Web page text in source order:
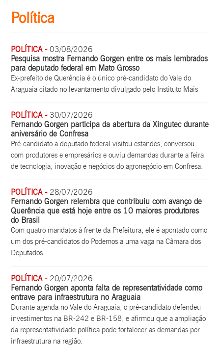
Política
POLÍTICA -03/08/2026
Pesquisa mostra Fernando Gorgen entre os mais lembrados
para deputado federal em Mato Grosso
Ex-prefeito de Querência é o único pré-candidato do Vale do
Araguaia citado no levantamento divulgado pelo Instituto Mais
POLÍTICA -30/07/2026
Fernando Gorgen participa da abertura da Xingutec durante
aniversário de Confresa
Pré-candidato a deputado federal visitou estandes, conversou
com produtores e empresários e ouviu demandas durante a feira
de tecnologia, inovação e negócios do agronegócio em Confresa.
POLÍTICA - 28/07/2026
Fernando Gorgen relembra que contribuiu com avanço de
Querência que está hoje entre os 10 maiores produtores
do Brasil
Com quatro mandatos à frente da Prefeitura, ele é apontado como
um dos pré-candidatos do Podemos a uma vaga na Câmara dos
Deputados.
POLÍTICA - 20/07/2026
Fernando Gorgen aponta falta de representatividade como
entrave para infraestrutura no Araguaia
Durante agenda no Vale do Araguaia, o pré-candidato defendeu
investimentos na BR-242 e BR-158, e afirmou que a ampliação
da representatividade política pode fortalecer as demandas por
infraestrutura na região.